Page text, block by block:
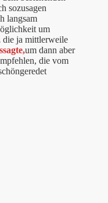
sozusagen
langsam
um
die ja mittlerweile
um dann aber
die vom